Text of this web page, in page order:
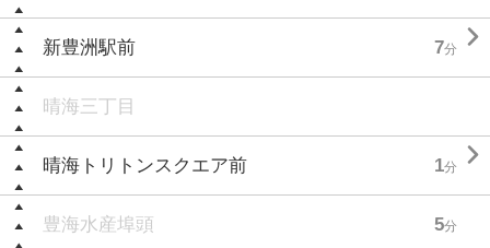
新豊洲駅前 7分 
晴海三丁目
晴海トリトンスクエア前 1分 
豊海水産埠頭 5分